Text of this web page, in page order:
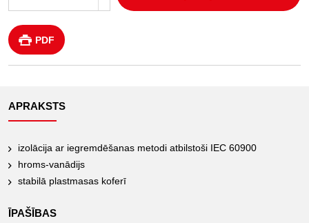
PDF
APRAKSTS
izolācija ar iegremdēšanas metodi atbilstoši IEC 60900
hroms-vanādijs
stabilā plastmasas koferī
ĪPAŠĪBAS